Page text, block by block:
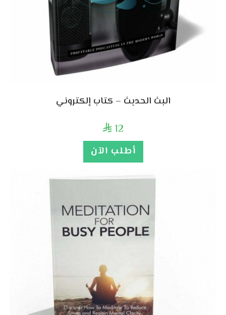
البث الحديث – كتاب إلكتروني
12
أطلب الآن